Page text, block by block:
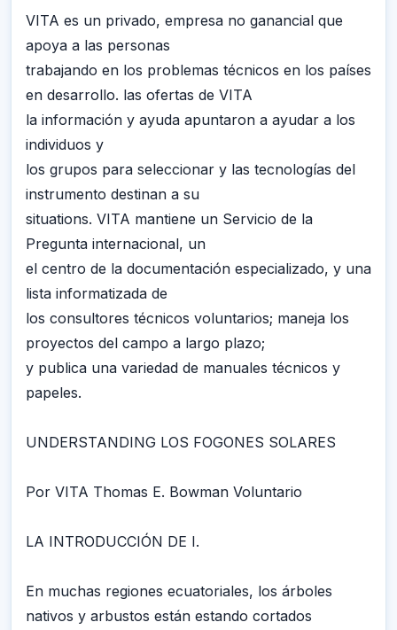
VITA es un privado, empresa no ganancial que
apoya a las personas
trabajando en los problemas técnicos en los países
en desarrollo. las ofertas de VITA
la información y ayuda apuntaron a ayudar a los
individuos y
los grupos para seleccionar y las tecnologías del
instrumento destinan a su
situations. VITA mantiene un Servicio de la
Pregunta internacional, un
el centro de la documentación especializado, y una
lista informatizada de
los consultores técnicos voluntarios; maneja los
proyectos del campo a largo plazo;
y publica una variedad de manuales técnicos y
papeles.
UNDERSTANDING LOS FOGONES SOLARES
Por VITA Thomas E. Bowman Voluntario
LA INTRODUCCIÓN DE I.
En muchas regiones ecuatoriales, los árboles
nativos y arbustos están estando cortados